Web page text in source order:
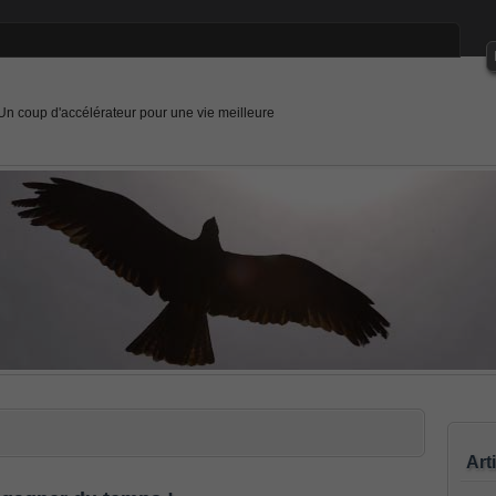
coup d'accélérateur pour une vie meilleure